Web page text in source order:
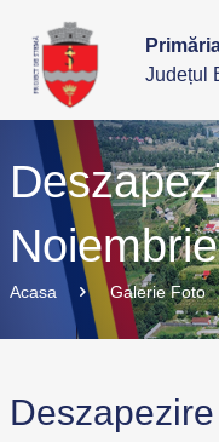
Județul
Acasa Galerie Foto